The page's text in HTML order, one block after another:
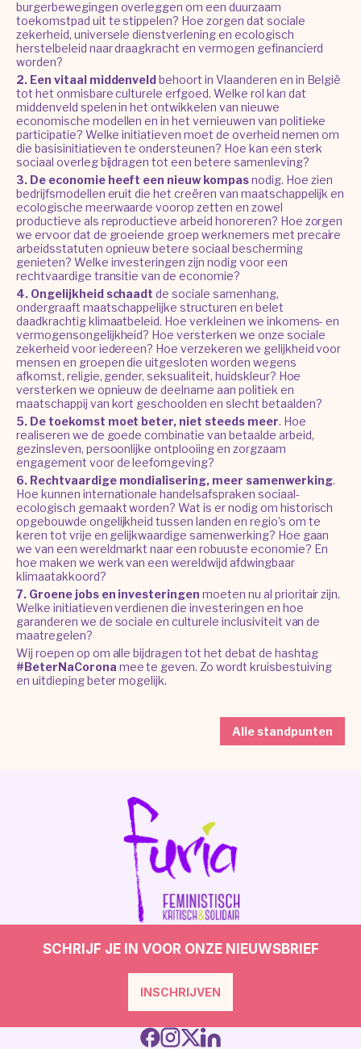
burgerbewegingen overleggen om een duurzaam
toekomstpad uit te stippelen? Hoe zorgen dat sociale
zekerheid, universele dienstverlening en ecologisch
herstelbeleid naar draagkracht en vermogen gefinancierd
worden?
2. Een vitaal middenveldbehoort in Vlaanderen en in België
tot het onmisbare culturele erfgoed. Welke rol kan dat
middenveld spelen in het ontwikkelen van nieuwe
economische modellen en in het vernieuwen van politieke
participatie? Welke initiatieven moet de overheid nemen om
die basisinitiatieven te ondersteunen? Hoe kan een sterk
sociaal overleg bijdragen tot een betere samenleving?
3. De economie heeft een nieuw kompasnodig. Hoe zien
bedrijfsmodellen eruit die het creëren van maatschappelijk en
ecologische meerwaarde voorop zetten en zowel
productieve als reproductieve arbeid honoreren? Hoe zorgen
we ervoor dat de groeiende groep werknemers met precaire
arbeidsstatuten opnieuw betere sociaal bescherming
genieten? Welke investeringen zijn nodig voor een
rechtvaardige transitie van de economie?
4. Ongelijkheid schaadt de sociale samenhang,
ondergraaft maatschappelijke structuren en belet
daadkrachtig klimaatbeleid. Hoe verkleinen we inkomens- en
vermogensongelijkheid? Hoe versterken we onze sociale
zekerheid voor iedereen? Hoe verzekeren we gelijkheid voor
mensen en groepen die uitgesloten worden wegens
afkomst, religie, gender, seksualiteit, huidskleur? Hoe
versterken we opnieuw de deelname aan politiek en
maatschappij van kort geschoolden en slecht betaalden?
5. De toekomst moet beter, niet steeds meer. Hoe
realiseren we de goede combinatie van betaalde arbeid,
gezinsleven, persoonlijke ontplooiing en zorgzaam
engagement voor de leefomgeving?
6. Rechtvaardige mondialisering, meer samenwerking.
Hoe kunnen internationale handelsafspraken sociaal-
ecologisch gemaakt worden? Wat is er nodig om historisch
opgebouwde ongelijkheid tussen landen en regio’s om te
keren tot vrije en gelijkwaardige samenwerking? Hoe gaan
we van een wereldmarkt naar een robuuste economie? En
hoe maken we werk van een wereldwijd afdwingbaar
klimaatakkoord?
7. Groene jobs en investeringen moeten nu al prioritair zijn.
Welke initiatieven verdienen die investeringen en hoe
garanderen we de sociale en culturele inclusiviteit van de
maatregelen?
Wij roepen op om alle bijdragen tot het debat de hashtag
#BeterNaCorona mee te geven. Zo wordt kruisbestuiving
en uitdieping beter mogelijk.
Alle standpunten
SCHRIJF JE IN VOOR ONZE NIEUWSBRIEF
INSCHRIJVEN